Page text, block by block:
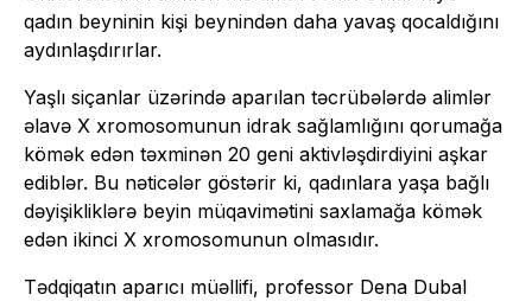
qadın beyninin kişi beynindən daha yavaş qocaldığını
aydınlaşdırırlar.
Yaşlı siçanlar üzərində aparılan təcrübələrdə alimlər
əlavə X xromosomunun idrak sağlamlığını qorumağa
kömək edən təxminən 20 geni aktivləşdirdiyini aşkar
ediblər. Bu nəticələr göstərir ki, qadınlara yaşa bağlı
dəyişikliklərə beyin müqavimətini saxlamağa kömək
edən ikinci X xromosomunun olmasıdır.
Tədqiqatın aparıcı müəllifi, professor Dena Dubal